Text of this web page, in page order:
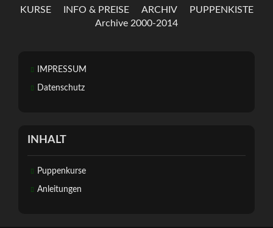
KURSE INFO & PREISE ARCHIV
PUPPENKISTE
Archive 2000-2014
IMPRESSUM
Datenschutz
INHALT
Puppenkurse
Anleitungen